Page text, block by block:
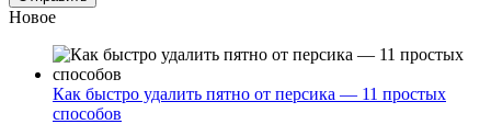
Новое
Как быстро удалить пятно от персика — 11 простых
способов